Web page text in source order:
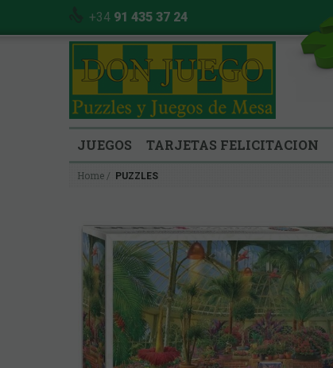
+34 91 435 37 24
JUEGOS TARJETAS FELICITACION
Home PUZZLES